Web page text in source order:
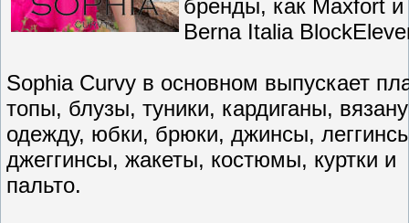
бренды, как Maxfort и
Berna Italia
Sophia Curvy в основном выпускает
топы, блузы, туники, кардиганы,
одежду, юбки, брюки, джинсы,
джеггинсы, жакеты, костюмы, куртки и
пальто.